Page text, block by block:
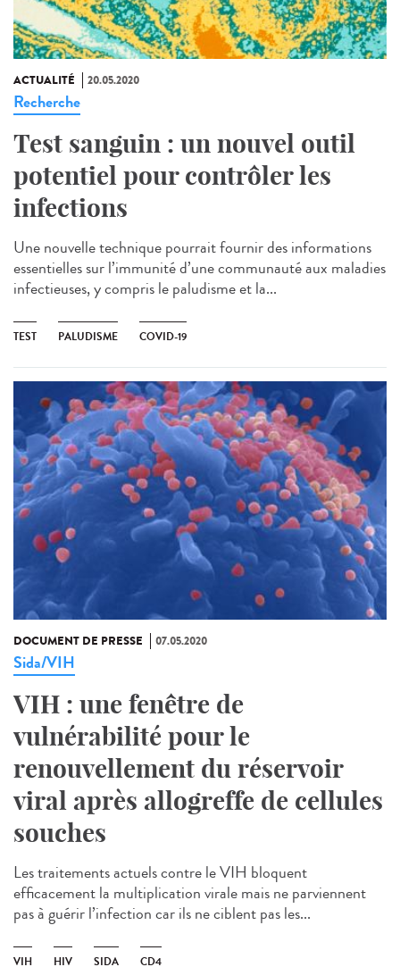
ACTUALITÉ 20.05.2020
Recherche
Test sanguin : un nouvel outil
potentiel pour contrôler les
infections
Une nouvelle technique pourrait fournir des informations
essentielles sur l’immunité d’une communauté aux maladies
infectieuses, y compris le paludisme et la...
TEST PALUDISME COVID-19
DOCUMENT DE PRESSE 07.05.2020
Sida/VIH
VIH : une fenêtre de
vulnérabilité pour le
renouvellement du réservoir
viral après allogreffe de cellules
souches
Les traitements actuels contre le VIH bloquent
efficacement la multiplication virale mais ne parviennent
pas à guérir l’infection car ils ne ciblent pas les...
VIH HIV SIDA CD4